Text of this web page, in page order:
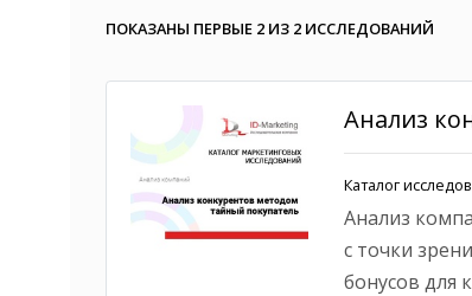
ПОКАЗАНЫ ПЕРВЫЕ 2 ИЗ 2 ИССЛЕДОВАНИЙ
Анализ
Каталог
Анализ
с точки
бонусов для